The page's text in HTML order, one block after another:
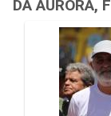
DA AURORA,
Galeria de